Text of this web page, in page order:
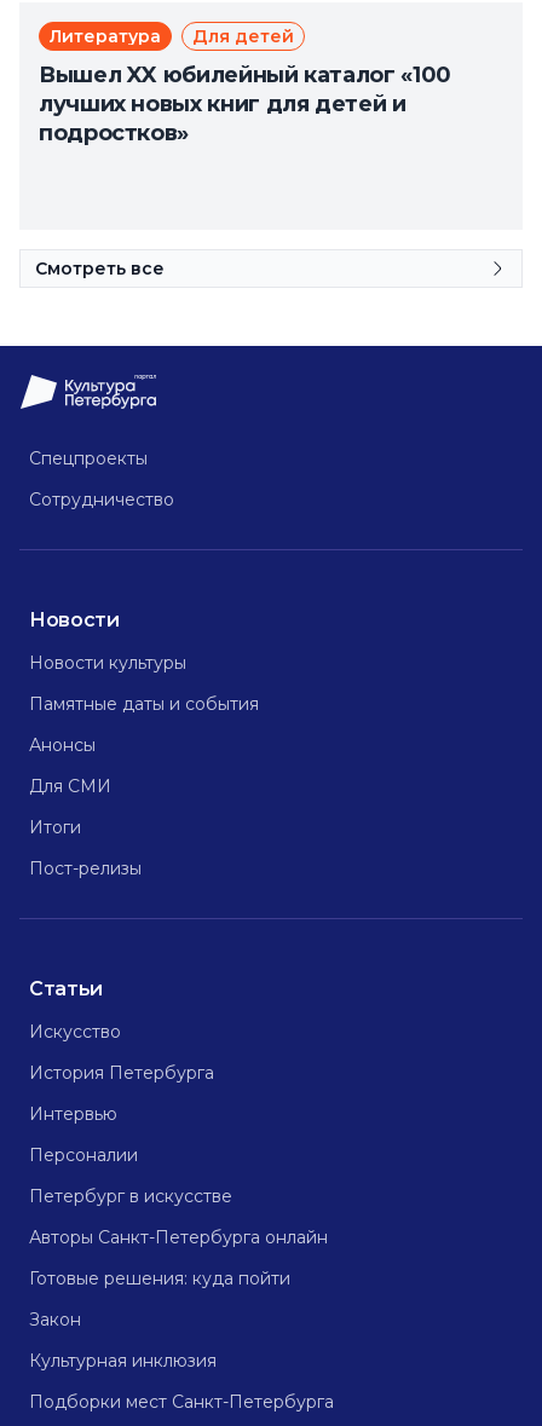
Литература Для детей
Вышел XX юбилейный каталог «100
лучших новых книг для детей и
подростков»
Смотреть все
Спецпроекты
Сотрудничество
Новости
Новости культуры
Памятные даты и события
Анонсы
Для СМИ
Итоги
Пост-релизы
Статьи
Искусство
История Петербурга
Интервью
Персоналии
Петербург в искусстве
Авторы Санкт-Петербурга онлайн
Готовые решения: куда пойти
Закон
Культурная инклюзия
Подборки мест Санкт-Петербурга